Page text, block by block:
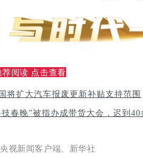
荐阅读 点击查看
将扩大汽车报废更新补贴支持范围
技春晚”被指办成带货大会，迟到
视新闻客户端、新华社